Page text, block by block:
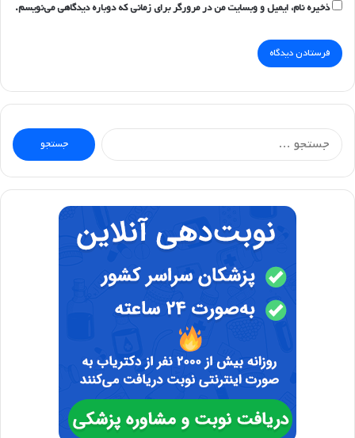
ذخیره نام، ایمیل و وبسایت من در مرورگر برای زمانی که دوباره دیدگاهی می‌نویسم.
جستجو
برای: